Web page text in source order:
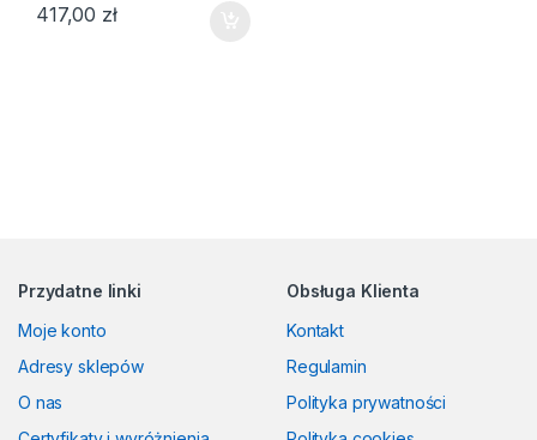
417,00 zł
Przydatne linki
Moje konto
Adresy sklepów
O nas
Obsługa Klienta
Kontakt
Regulamin
Polityka prywatności